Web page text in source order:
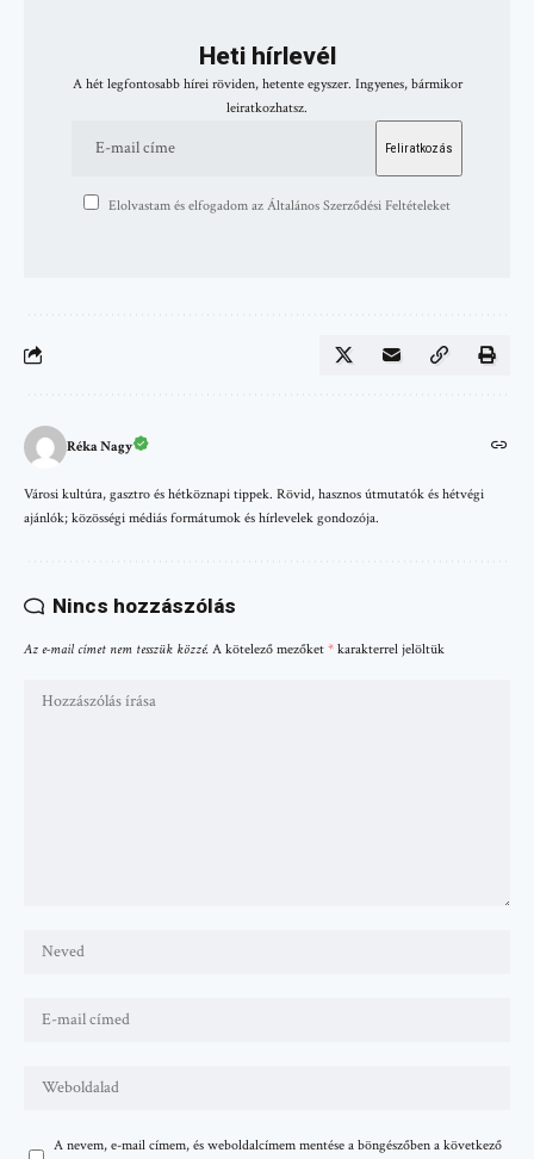
Heti hírlevél
A hét legfontosabb hírei röviden, hetente egyszer. Ingyenes, bármikor
leiratkozhatsz.
Elolvastam és elfogadom az Általános Szerződési Feltételeket
Réka Nagy
Városi kultúra, gasztro és hétköznapi tippek. Rövid, hasznos útmutatók és hétvégi
ajánlók; közösségi médiás formátumok és hírlevelek gondozója.
Nincs hozzászólás
Az e-mail címet nem tesszük közzé. A kötelező mezőket * karakterrel jelöltük
A nevem, e-mail címem, és weboldalcímem mentése a böngészőben a következő